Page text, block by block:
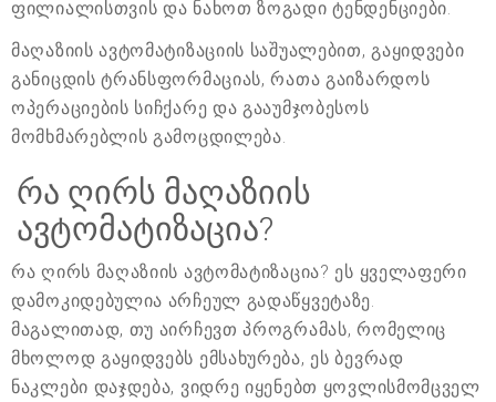
ფილიალისთვის და ნახოთ ზოგადი ტენდენციები.
მაღაზიის ავტომატიზაციის საშუალებით, გაყიდვები
განიცდის ტრანსფორმაციას, რათა გაიზარდოს
ოპერაციების სიჩქარე და გააუმჯობესოს
მომხმარებლის გამოცდილება.
რა ღირს მაღაზიის
ავტომატიზაცია?
რა ღირს მაღაზიის ავტომატიზაცია? ეს ყველაფერი
დამოკიდებულია არჩეულ გადაწყვეტაზე.
მაგალითად, თუ აირჩევთ პროგრამას, რომელიც
მხოლოდ გაყიდვებს ემსახურება, ეს ბევრად
ნაკლები დაჯდება, ვიდრე იყენებთ ყოვლისმომცველ